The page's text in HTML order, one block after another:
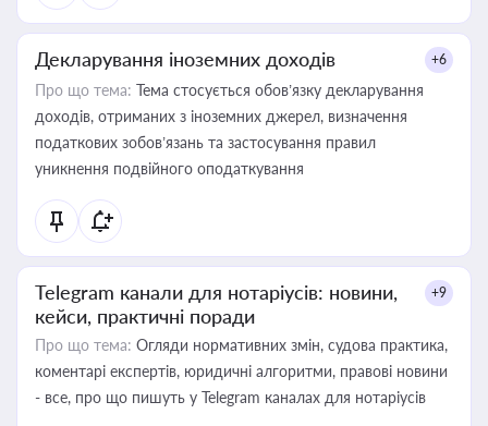
Декларування іноземних доходів +6
Про що тема: Тема стосується обов’язку декларування
доходів, отриманих з іноземних джерел, визначення
податкових зобов’язань та застосування правил
уникнення подвійного оподаткування
Telegram канали для нотаріусів: новини,
кейси, практичні поради
+9
Про що тема: Огляди нормативних змін, судова практика,
коментарі експертів, юридичні алгоритми, правові новини
- все, про що пишуть у Telegram каналах для нотаріусів